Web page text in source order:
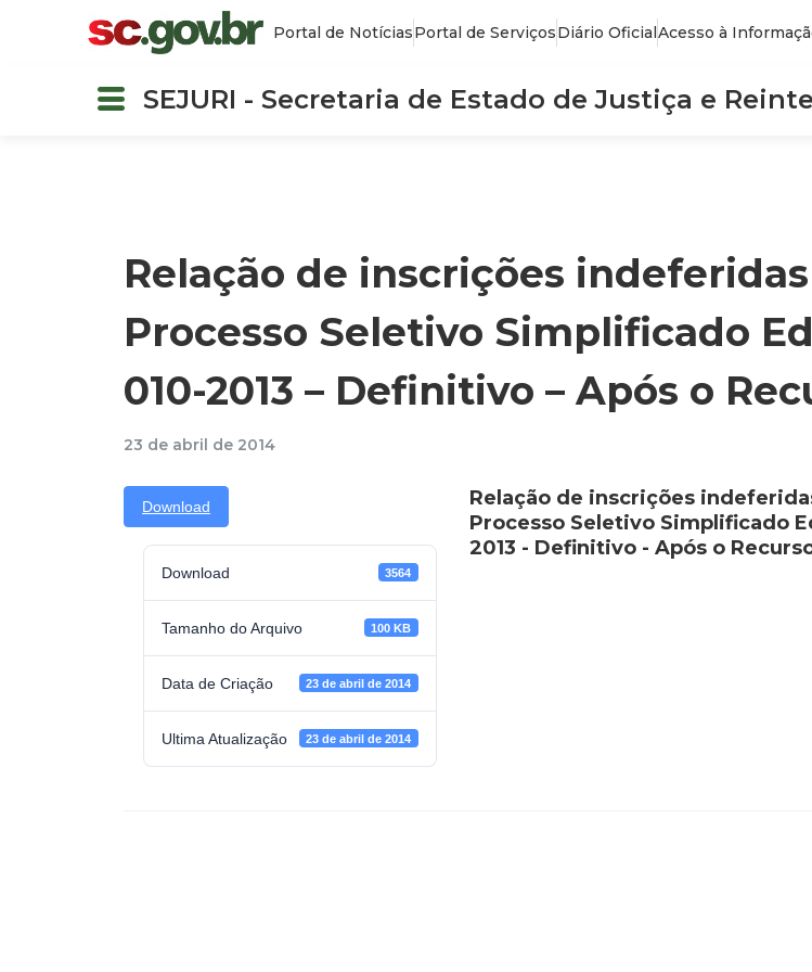
Portal de NotíciasPortal de ServiçosDiário OficialAcesso à
SEJURI - Secretaria de Estado de Justiça e
Relação de inscrições
Processo Seletivo Simplificado
010-2013 – Definitivo – Após o
23 de abril de 2014
Download
Download 3564
Tamanho do Arquivo 100 KB
Data de Criação 23 de abril de 2014
Ultima Atualização 23 de abril de 2014
Relação de inscrições
Processo Seletivo Simplificado
2013 - Definitivo - Após o